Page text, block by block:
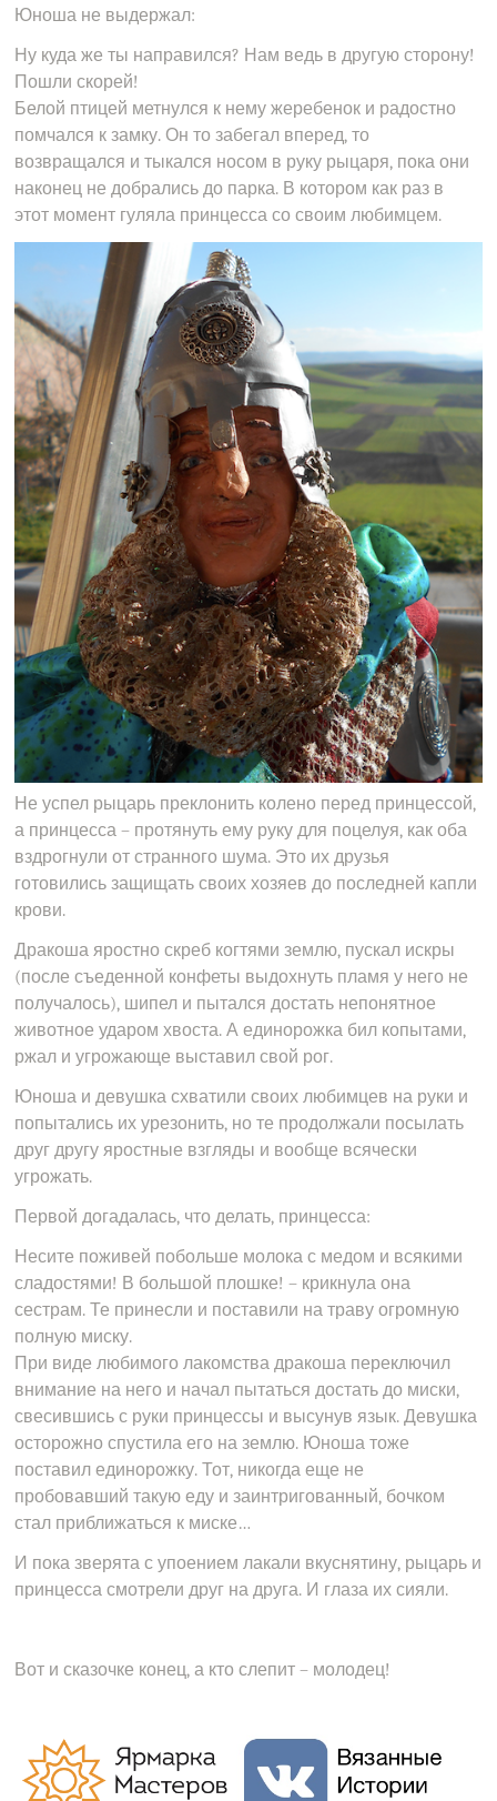
Юноша не выдержал:
Ну куда же ты направился? Нам ведь в другую сторону!
Пошли скорей!
Белой птицей метнулся к нему жеребенок и радостно
помчался к замку. Он то забегал вперед, то
возвращался и тыкался носом в руку рыцаря, пока они
наконец не добрались до парка. В котором как раз в
этот момент гуляла принцесса со своим любимцем.
Не успел рыцарь преклонить колено перед принцессой,
а принцесса – протянуть ему руку для поцелуя, как оба
вздрогнули от странного шума. Это их друзья
готовились защищать своих хозяев до последней капли
крови.
Дракоша яростно скреб когтями землю, пускал искры
(после съеденной конфеты выдохнуть пламя у него не
получалось), шипел и пытался достать непонятное
животное ударом хвоста. А единорожка бил копытами,
ржал и угрожающе выставил свой рог.
Юноша и девушка схватили своих любимцев на руки и
попытались их урезонить, но те продолжали посылать
друг другу яростные взгляды и вообще всячески
угрожать.
Первой догадалась, что делать, принцесса:
Несите поживей побольше молока с медом и всякими
сладостями! В большой плошке! – крикнула она
сестрам. Те принесли и поставили на траву огромную
полную миску.
При виде любимого лакомства дракоша переключил
внимание на него и начал пытаться достать до миски,
свесившись с руки принцессы и высунув язык. Девушка
осторожно спустила его на землю. Юноша тоже
поставил единорожку. Тот, никогда еще не
пробовавший такую еду и заинтригованный, бочком
стал приближаться к миске…
И пока зверята с упоением лакали вкуснятину, рыцарь и
принцесса смотрели друг на друга. И глаза их сияли.
Вот и сказочке конец, а кто слепит – молодец!